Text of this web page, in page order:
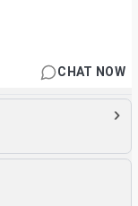
CHAT NOW